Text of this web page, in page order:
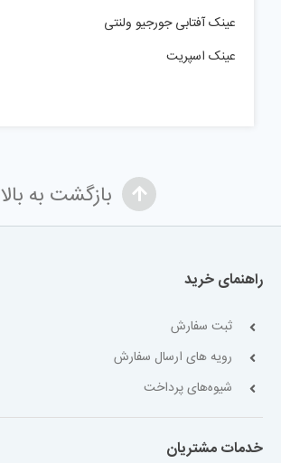
عینک آفتابی جورجیو ولنتی
عینک اسپریت
بازگشت به بالا
راهنمای خرید
ثبت سفارش
رویه های ارسال سفارش
شیوه‌های پرداخت
خدمات مشتریان